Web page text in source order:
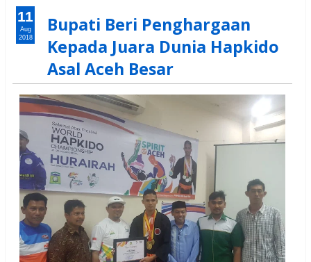
Bupati Beri Penghargaan
Kepada Juara Dunia Hapkido
Asal Aceh Besar
11
Aug
2018